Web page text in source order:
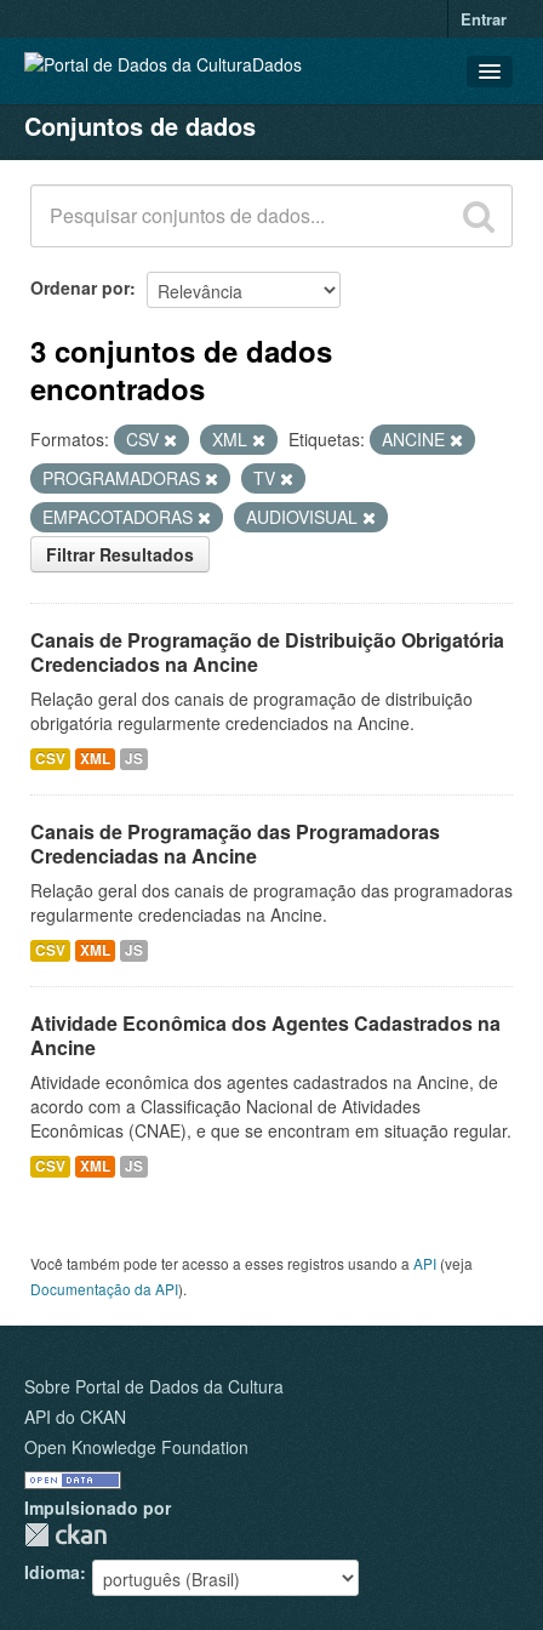
Entrar
CONJUNTOS DE DADOS
ORGANIZAÇÕES
GRUPOS
SOBRE
Conjuntos de dados
Ordenar por
3 conjuntos de dados
encontrados
Formatos: CSV XML Etiquetas:
ANCINE
PROGRAMADORAS
TV
EMPACOTADORAS
AUDIOVISUAL
Filtrar Resultados
Canais de Programação de Distribuição Obrigatória
Credenciados na Ancine
Relação geral dos canais de programação de distribuição
obrigatória regularmente credenciados na Ancine.
CSV XML JS
Canais de Programação das Programadoras
Credenciadas na Ancine
Relação geral dos canais de programação das programadoras
regularmente credenciadas na Ancine.
CSV XML JS
Atividade Econômica dos Agentes Cadastrados na
Ancine
Atividade econômica dos agentes cadastrados na Ancine, de
acordo com a Classificação Nacional de Atividades
Econômicas (CNAE), e que se encontram em situação regular.
CSV XML JS
Você também pode ter acesso a esses registros usando a API (veja
Documentação da API).
Sobre Portal de Dados da Cultura
API do CKAN
Open Knowledge Foundation
Impulsionado por
Idioma